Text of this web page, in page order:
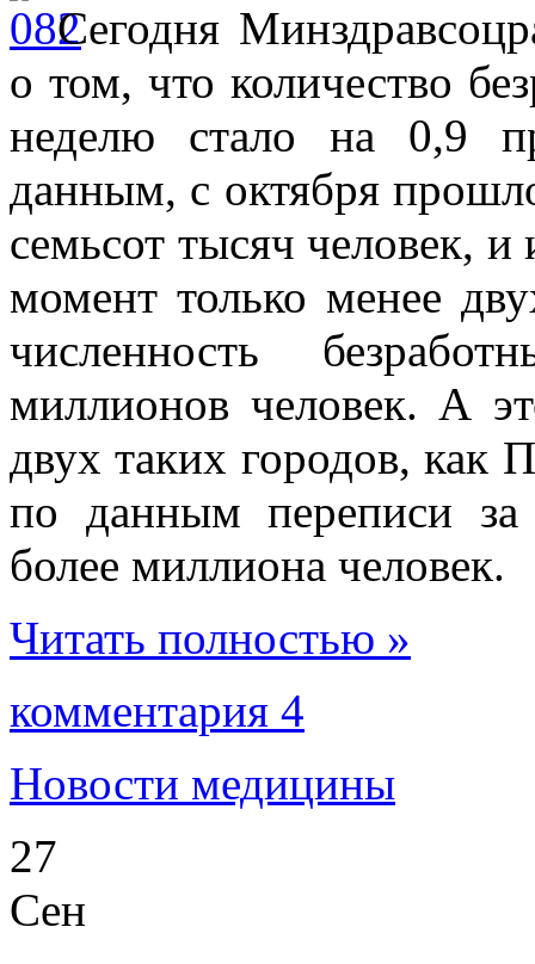
Сегодня
о том, что количество
неделю стало на 0,9
данным, с октября
семьсот тысяч человек,
момент только менее
численность
миллионов человек. А
двух таких городов, как
по данным переписи
более миллиона человек.
Читать полностью »
комментария 4
Новости медицины
27
Сен